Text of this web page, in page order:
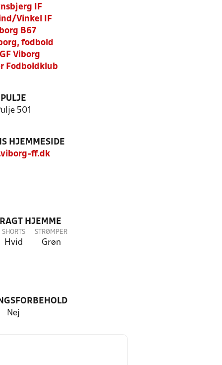
IF
Vinkel IF
B67
fodbold
Viborg
Fodboldklub
PULJE
501
HJEMMESIDE
ff.dk
HJEMME
SHORTS
Hvid
STRØMPER
Grøn
Nej